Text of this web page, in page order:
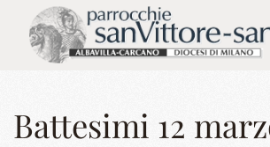
Skip to main content
Battesimi 12